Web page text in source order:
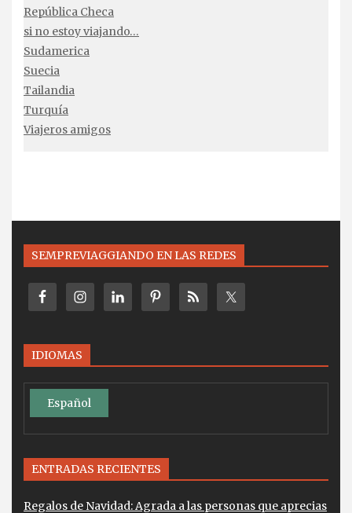
República Checa
si no estoy viajando…
Sudamerica
Suecia
Tailandia
Turquía
Viajeros amigos
SEMPREVIAGGIANDO EN LAS REDES
IDIOMAS
Español
ENTRADAS RECIENTES
Regalos de Navidad: Agrada a las personas que aprecias